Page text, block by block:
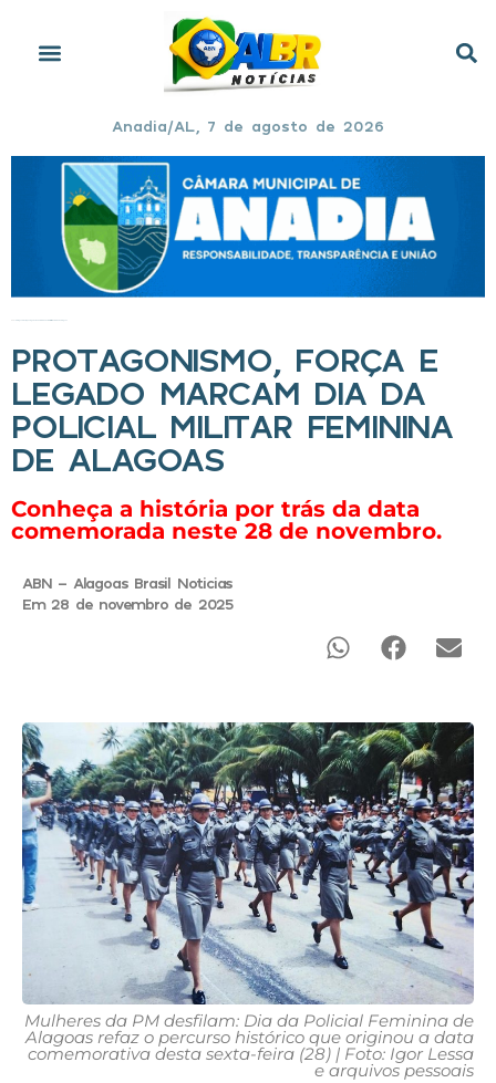
Anadia/AL, 7 de agosto de 2026
PROTAGONISMO, FORÇA E
LEGADO MARCAM DIA DA
POLICIAL MILITAR FEMININA
DE ALAGOAS
Conheça a história por trás da data
comemorada neste 28 de novembro.
ABN - Alagoas Brasil Noticias
Em 28 de novembro de 2025
Mulheres da PM desfilam: Dia da Policial Feminina de
Alagoas refaz o percurso histórico que originou a data
comemorativa desta sexta-feira (28) | Foto: Igor Lessa
e arquivos pessoais